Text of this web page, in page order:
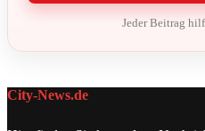
Jeder Beitrag
City-News.de